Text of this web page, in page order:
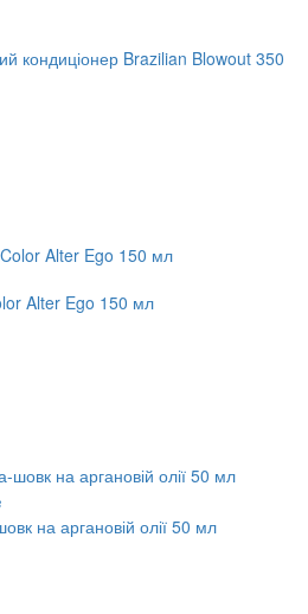
кондиціонер Brazilian Blowout 350
Alter Ego 150 мл
на аргановій олії 50 мл